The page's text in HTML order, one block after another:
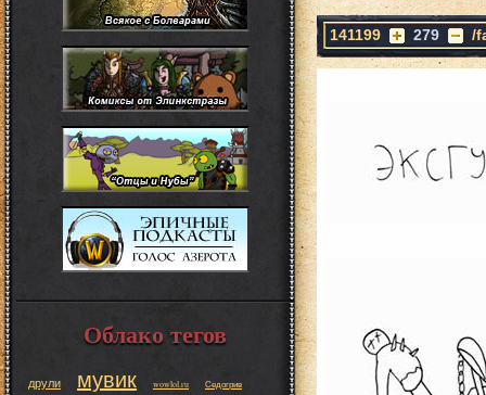
Облако тегов
друли мувик wowlol.ru Седогрив
141199 279 /